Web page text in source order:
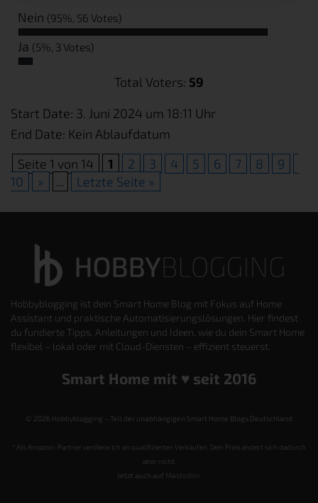
Nein (95%, 56 Votes)
Ja (5%, 3 Votes)
Total Voters: 59
Start Date: 3. Juni 2024 um 18:11 Uhr
End Date: Kein Ablaufdatum
Seite 1 von 14
1 2 3 4 5 6 7 8
9
10
» ... Letzte Seite »
Hobbyblogging ist dein Smart Home Blog mit Fokus auf Home
Assistant und praktische Automatisierungslösungen. Hier findest
du fundierte Tipps, Anleitungen und Ideen, wie du dein Smart Home
flexibel – lokal oder mit Cloud-Diensten – effizient steuerst.
Smart Home mit ♥️ seit 2016
© 2026 Hobbyblogging – Teil der unabhängigen Smart Home Blogs Deutschland
* Als Amazon-Partner verdiene ich an qualifizierten Verkäufen. Dein Preis ändert sich dadurch
aber nicht.
Jetzt auch auf Mastodon